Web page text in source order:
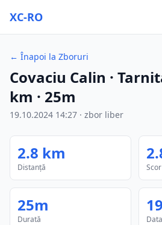
XC-RO
← Înapoi la Zboruri
Covaciu Calin ·
km · 25m
19.10.2024 14:27 · zbor liber
2.8 km
Distanță Scor
25m
Durată Data